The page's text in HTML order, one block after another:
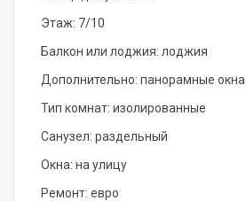
Этаж: 7/10
Балкон или лоджия: лоджия
Дополнительно: панорамные окна
Тип комнат: изолированные
Санузел: раздельный
Окна: на улицу
Ремонт: евро